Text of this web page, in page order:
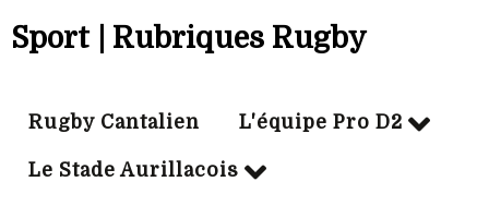
Sport | Rubriques Rugby
Rugby Cantalien L'équipe Pro D2
Le Stade Aurillacois